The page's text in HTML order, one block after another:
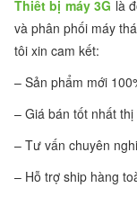
Thiết bị máy 3G là
và phân phối máy
tôi xin cam kết:
– Sản phẩm mới
– Giá bán tốt nhất
– Tư vấn chuyên
– Hỗ trợ ship hàng